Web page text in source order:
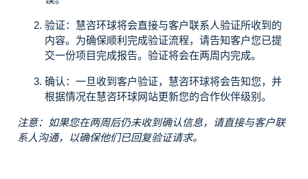
验证：慧咨环球将会直接与客户联系人验证所收到的
内容。为确保顺利完成验证流程，请告知客户您已提
交一份项目完成报告。验证将会在两周内完成。
确认：一旦收到客户验证，慧咨环球将会告知您，并
根据情况在慧咨环球网站更新您的合作伙伴级别。
注意：如果您在两周后仍未收到确认信息，请直接与客户联
系人沟通，以确保他们已回复验证请求。